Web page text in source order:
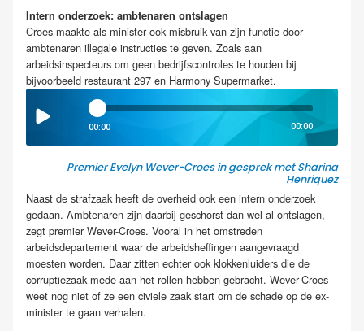
Intern onderzoek: ambtenaren ontslagen
Croes maakte als minister ook misbruik van zijn functie door
ambtenaren illegale instructies te geven. Zoals aan
arbeidsinspecteurs om geen bedrijfscontroles te houden bij
bijvoorbeeld restaurant 297 en Harmony Supermarket.
00:00 00:00
Premier Evelyn Wever-Croes in gesprek met Sharina
Henriquez
Naast de strafzaak heeft de overheid ook een intern onderzoek
gedaan. Ambtenaren zijn daarbij geschorst dan wel al ontslagen,
zegt premier Wever-Croes. Vooral in het omstreden
arbeidsdepartement waar de arbeidsheffingen aangevraagd
moesten worden. Daar zitten echter ook klokkenluiders die de
corruptiezaak mede aan het rollen hebben gebracht. Wever-Croes
weet nog niet of ze een civiele zaak start om de schade op de ex-
minister te gaan verhalen.